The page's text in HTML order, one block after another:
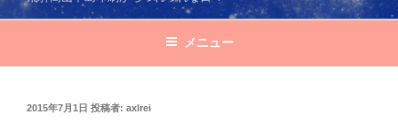
ッ
メニュー
投
2015年7月1日 投稿者: axlrei